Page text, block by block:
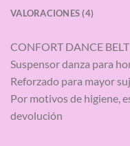
VALORACIONES (4)
CONFORT DANCE
Suspensor danza para
Reforzado para mayor
Por motivos de higiene,
devolución